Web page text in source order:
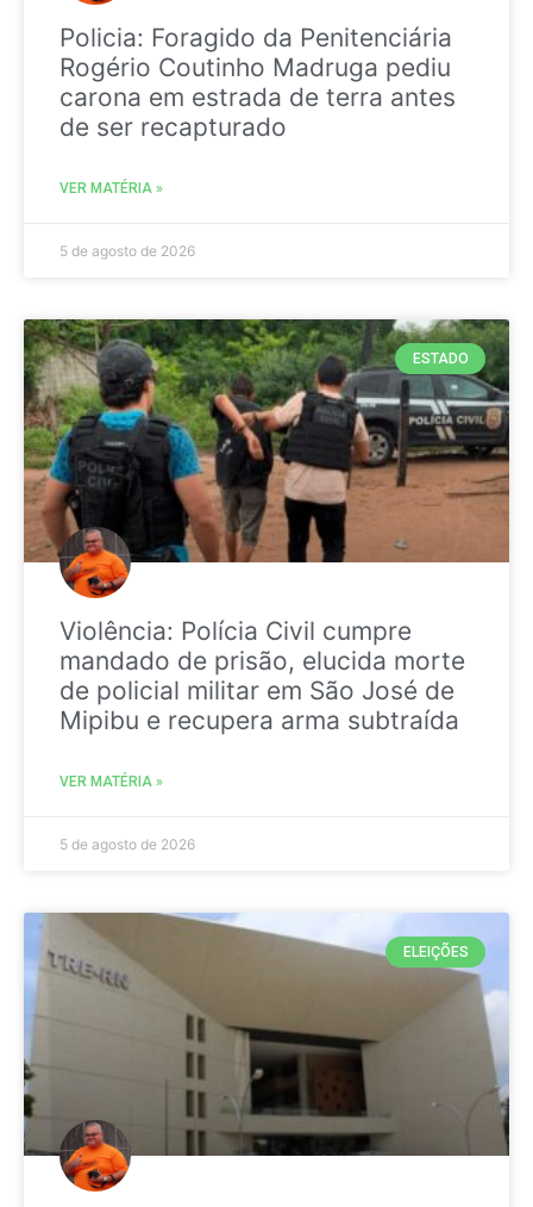
Policia: Foragido da Penitenciária
Rogério Coutinho Madruga pediu
carona em estrada de terra antes
de ser recapturado
VER MATÉRIA »
5 de agosto de 2026
ESTADO
Violência: Polícia Civil cumpre
mandado de prisão, elucida morte
de policial militar em São José de
Mipibu e recupera arma subtraída
VER MATÉRIA »
5 de agosto de 2026
ELEIÇÕES